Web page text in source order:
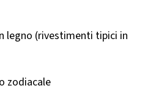
legno (rivestimenti tipici in
zodiacale